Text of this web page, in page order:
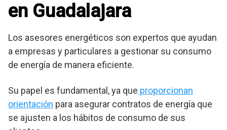
en Guadalajara
Los asesores energéticos son expertos que ayudan
a empresas y particulares a gestionar su consumo
de energía de manera eficiente.
Su papel es fundamental, ya que proporcionan
orientación para asegurar contratos de energía que
se ajusten a los hábitos de consumo de sus